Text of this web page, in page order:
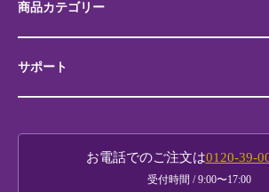
商品カテゴリー
代表銘菓 筑紫もち
サポート
お買い物ガイド
お電話でのご注文は0120-39-
受付時間 / 9:00〜17:00